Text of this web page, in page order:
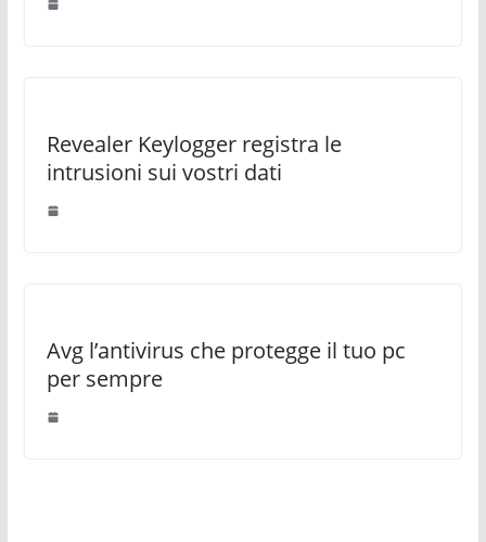
Revealer Keylogger registra le
intrusioni sui vostri dati
Avg l’antivirus che protegge il tuo pc
per sempre